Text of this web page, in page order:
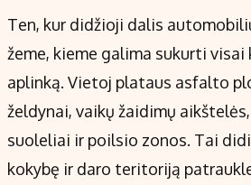
Ten, kur didžioji dalis
žeme, kieme galima sukurti
aplinką. Vietoj plataus asfalto
želdynai, vaikų žaidimų
suoleliai ir poilsio zonos. Tai
kokybę ir daro teritoriją